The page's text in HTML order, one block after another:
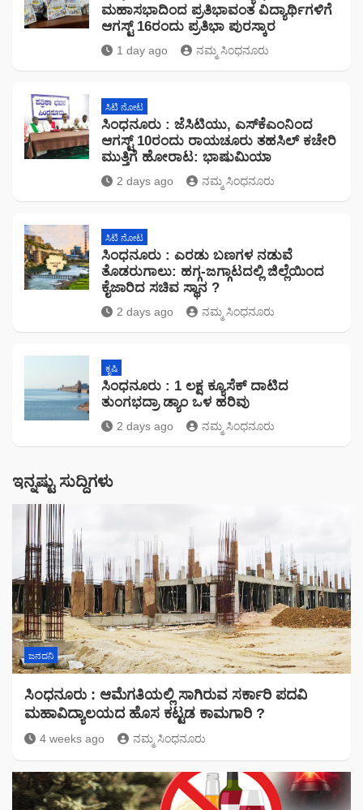
ಮಹಾಸಭಾದಿಂದ ಪ್ರತಿಭಾವಂತ ವಿದ್ಯಾರ್ಥಿಗಳಿಗೆ
ಆಗಸ್ಟ್ 16ರಂದು ಪ್ರತಿಭಾ ಪುರಸ್ಕಾರ
1 day ago ನಮ್ಮ ಸಿಂಧನೂರು
ಸಿಟಿ ನೋಟ
ಸಿಂಧನೂರು : ಜೆಸಿಟಿಯು, ಎಸ್‌ಕೆಎಂನಿಂದ
ಆಗಸ್ಟ್ 10ರಂದು ರಾಯಚೂರು ತಹಸಿಲ್ ಕಚೇರಿ
ಮುತ್ತಿಗೆ ಹೋರಾಟ: ಭಾಷುಮಿಯಾ
2 days ago ನಮ್ಮ ಸಿಂಧನೂರು
ಸಿಟಿ ನೋಟ
ಸಿಂಧನೂರು : ಎರಡು ಬಣಗಳ ನಡುವೆ
ತೊಡರುಗಾಲು: ಹಗ್ಗ-ಜಗ್ಗಾಟದಲ್ಲಿ ಜಿಲ್ಲೆಯಿಂದ
ಕೈಜಾರಿದ ಸಚಿವ ಸ್ಥಾನ ?
2 days ago ನಮ್ಮ ಸಿಂಧನೂರು
ಕೃಷಿ
ಸಿಂಧನೂರು : 1 ಲಕ್ಷ ಕ್ಯೂಸೆಕ್ ದಾಟಿದ
ತುಂಗಭದ್ರಾ ಡ್ಯಾಂ ಒಳ ಹರಿವು
2 days ago ನಮ್ಮ ಸಿಂಧನೂರು
ಇನ್ನಷ್ಟು ಸುದ್ದಿಗಳು
ಜನದನಿ
ಸಿಂಧನೂರು : ಆಮೆಗತಿಯಲ್ಲಿ ಸಾಗಿರುವ ಸರ್ಕಾರಿ ಪದವಿ
ಮಹಾವಿದ್ಯಾಲಯದ ಹೊಸ ಕಟ್ಟಡ ಕಾಮಗಾರಿ ?
4 weeks ago ನಮ್ಮ ಸಿಂಧನೂರು